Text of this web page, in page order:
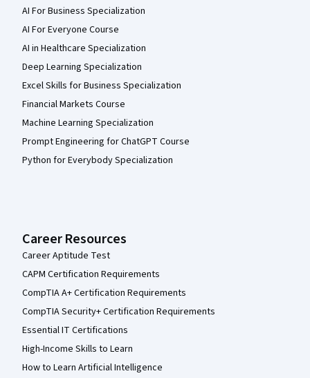
AI For Business Specialization
AI For Everyone Course
AI in Healthcare Specialization
Deep Learning Specialization
Excel Skills for Business Specialization
Financial Markets Course
Machine Learning Specialization
Prompt Engineering for ChatGPT Course
Python for Everybody Specialization
Career Resources
Career Aptitude Test
CAPM Certification Requirements
CompTIA A+ Certification Requirements
CompTIA Security+ Certification Requirements
Essential IT Certifications
High-Income Skills to Learn
How to Learn Artificial Intelligence